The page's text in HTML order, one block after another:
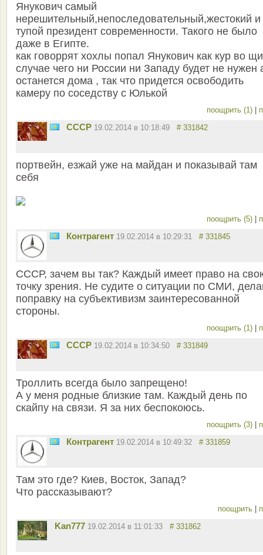
Янукович самый
нерешительный,непоследовательный,жестокий и
тупой президент современности. Такого не было
даже в Египте.
как говоррят хохлы попал Янукович как кур во
случае чего ни России ни Западу будет не нужен
останется дома , так что придется освободить
камеру по соседству с Юлькой
поощрить (1)
СССР 19.02.2014 в 10:18:49 # 331842
портвейн, езжай уже на майдан и показывай там
себя
поощрить (5)
Контрагент 19.02.2014 в 10:29:31 # 331845
СССР, зачем вы так? Каждый имеет право на
точку зрения. Не судите о ситуации по СМИ,
поправку на субъективизм заинтересованной
стороны.
поощрить (1)
СССР 19.02.2014 в 10:34:50 # 331849
Троллить всегда было запрещено!
А у меня родные близкие там. Каждый день по
скайпу на связи. Я за них беспокоюсь.
поощрить (3)
Контрагент 19.02.2014 в 10:49:32 # 331859
Там это где? Киев, Восток, Запад?
Что рассказывают?
поощрить
Kan777 19.02.2014 в 11:01:33 # 331862